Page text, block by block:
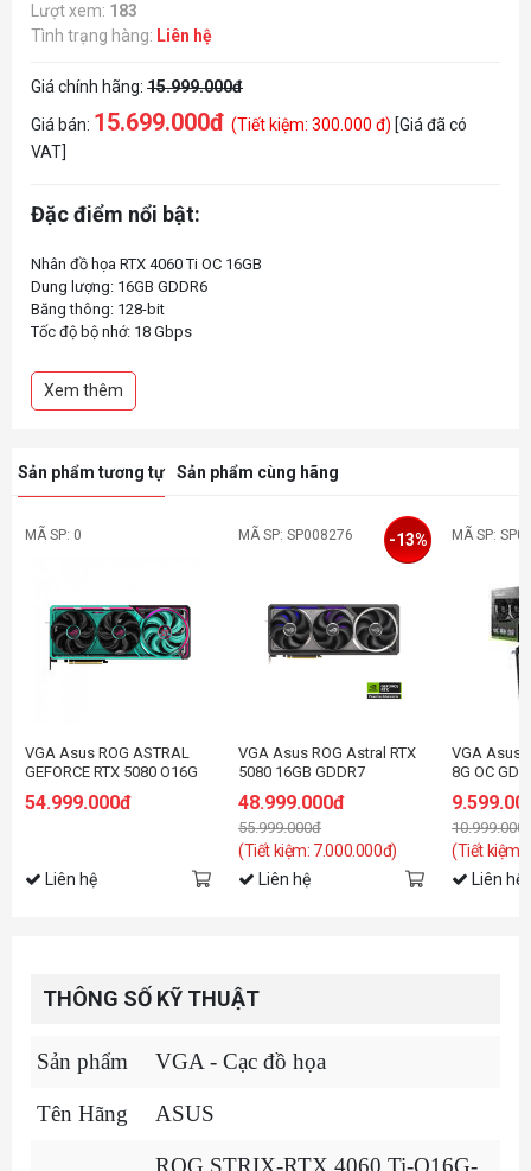
Lượt xem: 183
Tình trạng hàng: Liên hệ
Giá chính hãng: 15.999.000đ
Giá bán: 15.699.000đ (Tiết kiệm: 300.000 đ) [Giá đã có
VAT]
Đặc điểm nổi bật:
Nhân đồ họa RTX 4060 Ti OC 16GB
Dung lượng: 16GB GDDR6
Băng thông: 128-bit
Tốc độ bộ nhớ: 18 Gbps
Kết nối: DisplayPort x 3, HDMI x 1
Xem thêm
Sản phẩm tương tự Sản phẩm cùng hãng
MÃ SP: 0
VGA Asus ROG ASTRAL
GEFORCE RTX 5080 O16G
54.999.000đ
Liên hệ
MÃ SP: SP008276
VGA Asus ROG Astral RTX
5080 16GB GDDR7
48.999.000đ
55.999.000đ
(Tiết kiệm: 7.000.000đ)
-13%
Liên hệ
MÃ SP:
VGA Asus
8G OC
(Tiết kiệm:
Liên hệ
THÔNG SỐ KỸ THUẬT
Sản phẩm VGA - Cạc đồ họa
Tên Hãng ASUS
ROG STRIX-RTX 4060 Ti-O16G-